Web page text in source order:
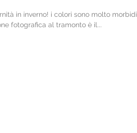
in inverno! i colori sono molto morbidi
fotografica al tramonto è il...